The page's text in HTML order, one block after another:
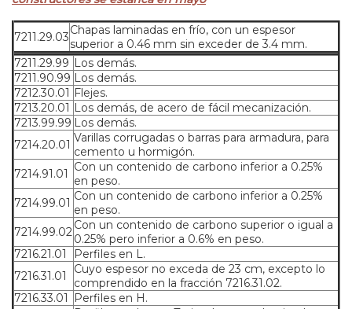
7211.29.03Chapas laminadas en frío, con un espesor
superior a 0.46 mm sin exceder de 3.4 mm.
7211.29.99 Los demás.
7211.90.99 Los demás.
7212.30.01 Flejes.
7213.20.01 Los demás, de acero de fácil mecanización.
7213.99.99 Los demás.
7214.20.01 Varillas corrugadas o barras para armadura, para
cemento u hormigón.
7214.91.01 Con un contenido de carbono inferior a 0.25%
en peso.
7214.99.01 Con un contenido de carbono inferior a 0.25%
en peso.
7214.99.02Con un contenido de carbono superior o igual a
0.25% pero inferior a 0.6% en peso.
7216.21.01
Perfiles en L.
7216.31.01
Cuyo espesor no exceda de 23 cm, excepto lo
comprendido en la fracción 7216.31.02.
7216.33.01
Perfiles en H.